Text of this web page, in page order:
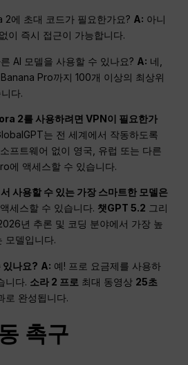
2에 초대 코드가 필요한가요? A: 아니
이 즉시 접근이 가능합니다.
AI 모델을 사용할 수 있나요? A: 네,
Pro까지 100개 이상의 최상위
다.
2를 사용하려면 VPN이 필요한가
는 전 세계에서 작동하도록
프트웨어 없이 영국, 유럽 또는 다른
에 액세스할 수 있습니다.
사용할 수 있는 가장 스마트한 모델은
세스할 수 있습니다. 챗GPT 5.2 그리
년 추론 및 코딩 분야에서 가장 높
모델입니다.
있나요? A: 예! 프로 요금제를 사용하
니다. 소라 2 프로 최대 동영상 25초
로 완성됩니다.
촉구